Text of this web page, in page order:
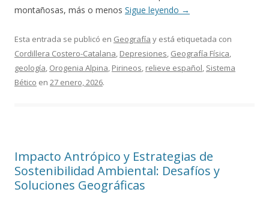
montañosas, más o menos Sigue leyendo →
Esta entrada se publicó en Geografía y está etiquetada con
Cordillera Costero-Catalana, Depresiones, Geografía Física,
geología, Orogenia Alpina, Pirineos, relieve español, Sistema
Bético en 27 enero, 2026.
Impacto Antrópico y Estrategias de
Sostenibilidad Ambiental: Desafíos y
Soluciones Geográficas